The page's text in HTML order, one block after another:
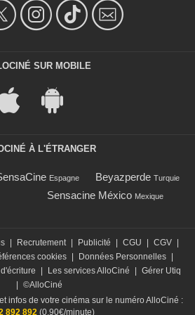
SUR MOBILE
À L'ÉTRANGER
Espagne Beyazperde Turquie
Sensacine México Mexique
| Recrutement | Publicité | CGU | CGV |
cookies | Données Personnelles |
| Les services AlloCiné | Gérer Utiq
| ©AlloCiné
infos de votre cinéma sur le numéro AlloCiné :
892 892 (0,90€/minute)